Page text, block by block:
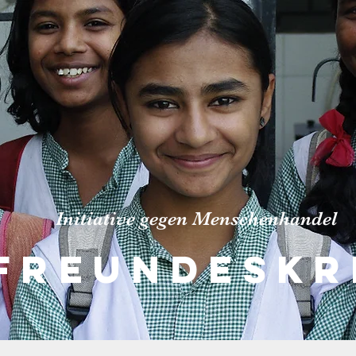
Initiative gegen Menschenhandel